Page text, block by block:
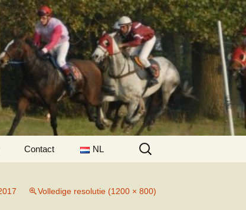
Contact NL
Zoeken
naar:
Volledige resolutie (1200 × 800)